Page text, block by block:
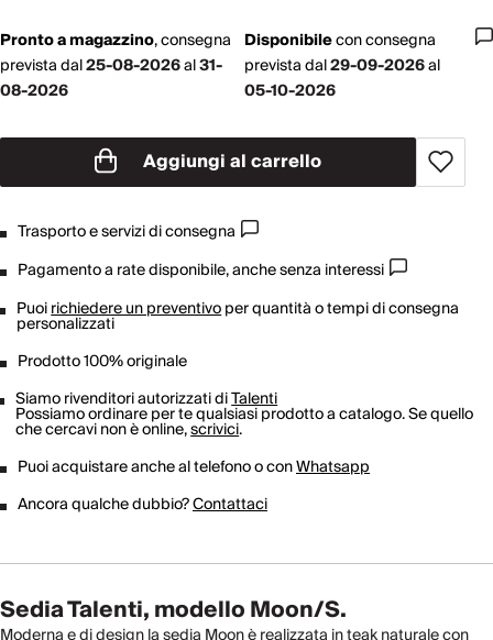
Pronto a magazzino,consegna
prevista dal25-08-2026al31-
08-2026
Disponibileconconsegna
prevista dal29-09-2026al
05-10-2026
Aggiungi al carrello
Trasporto e servizi di consegna
Pagamento a rate disponibile, anche senza interessi
Puoirichiedere un preventivoper quantità o tempi di consegna
personalizzati
Prodotto 100% originale
Siamo rivenditori autorizzati diTalenti
Possiamo ordinare per te qualsiasi prodotto a catalogo. Se quello
che cercavi non è online,scrivici.
Puoi acquistare anche al telefono o conWhatsapp
Ancora qualche dubbio?Contattaci
Sedia Talenti, modello Moon/S.